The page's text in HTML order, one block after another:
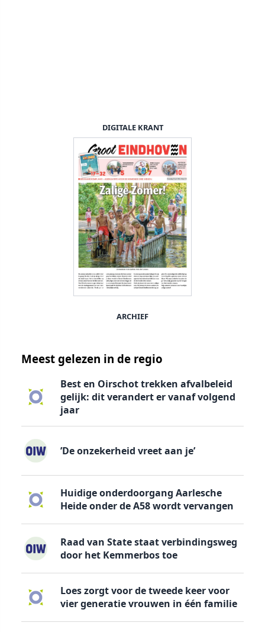
DIGITALE KRANT
ARCHIEF
Meest gelezen in de regio
Best en Oirschot trekken afvalbeleid
gelijk: dit verandert er vanaf volgend
jaar
’De onzekerheid vreet aan je’
Huidige onderdoorgang Aarlesche
Heide onder de A58 wordt vervangen
Raad van State staat verbindingsweg
door het Kemmerbos toe
Loes zorgt voor de tweede keer voor
vier generatie vrouwen in één familie